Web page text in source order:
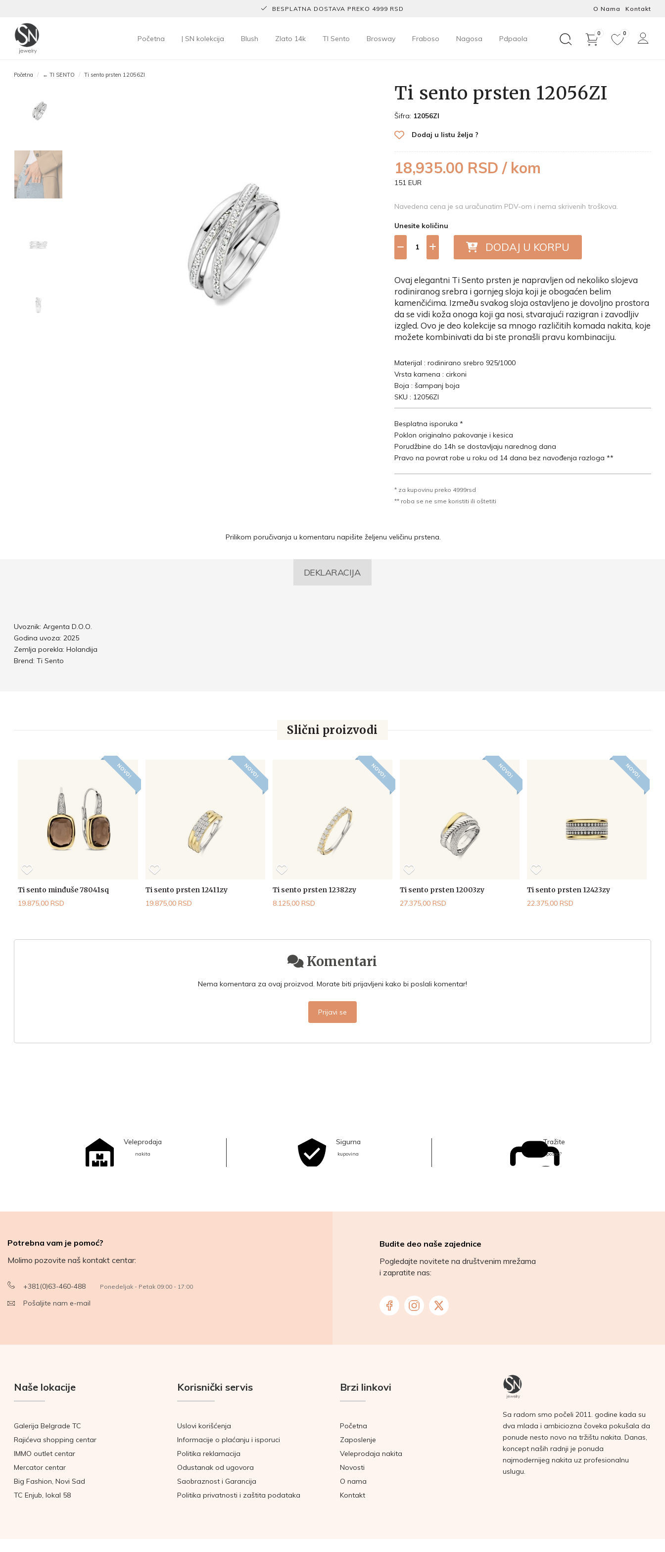
BESPLATNA DOSTAVA PREKO 4999 RSD O Nama Kontakt
Početna | SN kolekcija Blush Zlato 14k TI Sento Brosway Fraboso Nagosa Pdpaola
0 0
Početna ← TI SENTO Ti sento prsten 12056ZI
Ti sento prsten 12056ZI
Šifra: 12056ZI
Dodaj u listu želja ?
18,935.00 RSD / kom
151 EUR
Navedena cena je sa uračunatim PDV-om i nema skrivenih troškova.
Unesite količinu
DODAJ U KORPU
Ovaj elegantni Ti Sento prsten je napravljen od nekoliko slojeva
rodiniranog srebra i gornjeg sloja koji je obogaćen belim
kamenčićima. Izmeðu svakog sloja ostavljeno je dovoljno prostora
da se vidi koža onoga koji ga nosi, stvarajući razigran i zavodljiv
izgled. Ovo je deo kolekcije sa mnogo različitih komada nakita, koje
možete kombinivati da bi ste pronašli pravu kombinaciju.
Materijal : rodinirano srebro 925/1000
Vrsta kamena : cirkoni
Boja : šampanj boja
SKU : 12056ZI
Besplatna isporuka *
Poklon originalno pakovanje i kesica
Porudžbine do 14h se dostavljaju narednog dana
Pravo na povrat robe u roku od 14 dana bez navođenja razloga **
* za kupovinu preko 4999rsd
** roba se ne sme koristiti ili oštetiti
Prilikom poručivanja u komentaru napišite željenu veličinu prstena.
DEKLARACIJA
Uvoznik: Argenta D.O.O.
Godina uvoza: 2025
Zemlja porekla: Holandija
Brend: Ti Sento
Slični proizvodi
NOVO!
Ti sento minđuše 78041sq
19.875,00 RSD
NOVO!
Ti sento prsten 12411zy
19.875,00 RSD
NOVO!
Ti sento prsten 12382zy
8.125,00 RSD
NOVO!
Ti sento prsten 12003zy
27.375,00 RSD
NOVO!
Ti sento prsten 12423zy
22.375,00 RSD
Komentari
Nema komentara za ovaj proizvod. Morate biti prijavljeni kako bi poslali komentar!
Prijavi se
Veleprodaja
nakita
Sigurna
kupovina
Tražite
posao?
Potrebna vam je pomoć?
Molimo pozovite naš kontakt centar:
+381(0)63-460-488 Ponedeljak - Petak 09:00 - 17:00
Pošaljite nam e-mail
Budite deo naše zajednice
Pogledajte novitete na društvenim mrežama
i zapratite nas:
Naše lokacije
Galerija Belgrade TC
Rajićeva shopping centar
IMMO outlet centar
Mercator centar
Big Fashion, Novi Sad
TC Enjub, lokal 58
Korisnički servis
Uslovi korišćenja
Informacije o plaćanju i isporuci
Politika reklamacija
Odustanak od ugovora
Saobraznost i Garancija
Politika privatnosti i zaštita podataka
Brzi linkovi
Početna
Zaposlenje
Veleprodaja nakita
Novosti
O nama
Kontakt
Sa radom smo počeli 2011. godine kada su
dva mlada i ambiciozna čoveka pokušala da
ponude nesto novo na tržištu nakita. Danas,
koncept naših radnji je ponuda
najmodernijeg nakita uz profesionalnu
uslugu.